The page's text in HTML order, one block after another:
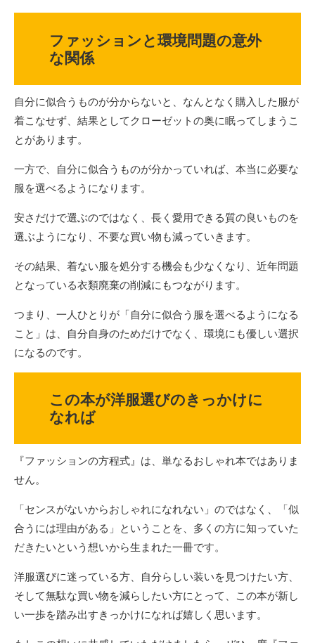
ファッションと環境問題の意外
な関係
自分に似合うものが分からないと、なんとなく購入した服が
着こなせず、結果としてクローゼットの奥に眠ってしまうこ
とがあります。
一方で、自分に似合うものが分かっていれば、本当に必要な
服を選べるようになります。
安さだけで選ぶのではなく、長く愛用できる質の良いものを
選ぶようになり、不要な買い物も減っていきます。
その結果、着ない服を処分する機会も少なくなり、近年問題
となっている衣類廃棄の削減にもつながります。
つまり、一人ひとりが「自分に似合う服を選べるようになる
こと」は、自分自身のためだけでなく、環境にも優しい選択
になるのです。
この本が洋服選びのきっかけに
なれば
『ファッションの方程式』は、単なるおしゃれ本ではありま
せん。
「センスがないからおしゃれになれない」のではなく、「似
合うには理由がある」ということを、多くの方に知っていた
だきたいという想いから生まれた一冊です。
洋服選びに迷っている方、自分らしい装いを見つけたい方、
そして無駄な買い物を減らしたい方にとって、この本が新し
い一歩を踏み出すきっかけになれば嬉しく思います。